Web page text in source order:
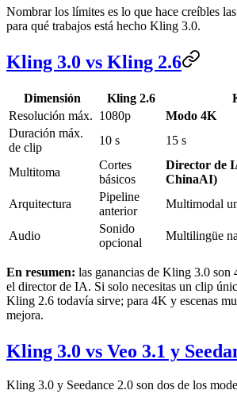
Nombrar los límites es lo que hace creíbles
para qué trabajos está hecho Kling 3.0.
Kling 3.0 vs Kling 2.6
Dimensión Kling 2.6
Resolución máx. 1080p
Modo 4K
Duración máx.
de clip
10 s 15 s
Multitoma
Cortes
básicos
Director de
ChinaAI)
Arquitectura
Pipeline
anterior
Multimodal
Audio
Sonido
opcional
Multilingüe
En resumen: las ganancias de Kling 3.0 son
el director de IA. Si solo necesitas un clip
Kling 2.6 todavía sirve; para 4K y escenas
mejora.
Kling 3.0 vs Veo 3.1 y
Kling 3.0 y Seedance 2.0 son dos de los